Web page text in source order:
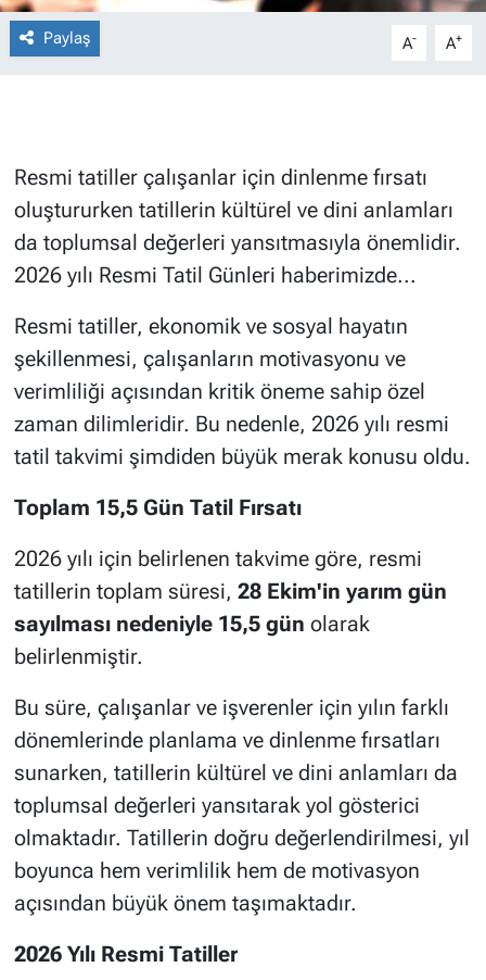
Paylaş A- A+
Resmi tatiller çalışanlar için dinlenme fırsatı
oluştururken tatillerin kültürel ve dini anlamları
da toplumsal değerleri yansıtmasıyla önemlidir.
2026 yılı Resmi Tatil Günleri haberimizde...
Resmi tatiller, ekonomik ve sosyal hayatın
şekillenmesi, çalışanların motivasyonu ve
verimliliği açısından kritik öneme sahip özel
zaman dilimleridir. Bu nedenle, 2026 yılı resmi
tatil takvimi şimdiden büyük merak konusu oldu.
Toplam 15,5 Gün Tatil Fırsatı
2026 yılı için belirlenen takvime göre, resmi
tatillerin toplam süresi, 28 Ekim'in yarım gün
sayılması nedeniyle 15,5 gün olarak
belirlenmiştir.
Bu süre, çalışanlar ve işverenler için yılın farklı
dönemlerinde planlama ve dinlenme fırsatları
sunarken, tatillerin kültürel ve dini anlamları da
toplumsal değerleri yansıtarak yol gösterici
olmaktadır. Tatillerin doğru değerlendirilmesi, yıl
boyunca hem verimlilik hem de motivasyon
açısından büyük önem taşımaktadır.
2026 Yılı Resmi Tatiller